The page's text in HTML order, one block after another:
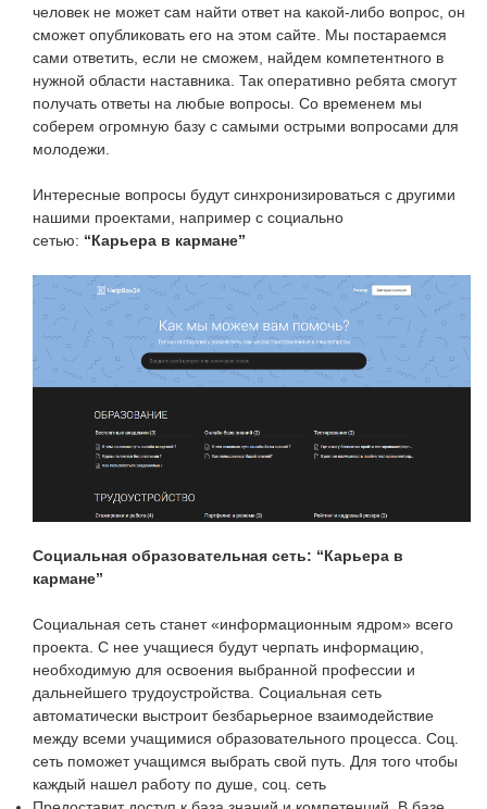
человек не может сам найти ответ на какой-либо вопрос, он
сможет опубликовать его на этом сайте. Мы постараемся
сами ответить, если не сможем, найдем компетентного в
нужной области наставника. Так оперативно ребята смогут
получать ответы на любые вопросы. Со временем мы
соберем огромную базу с самыми острыми вопросами для
молодежи.
Интересные вопросы будут синхронизироваться с другими
нашими проектами, например с социально
сетью: “Карьера в кармане”
Социальная образовательная сеть: “Карьера в
кармане”
Социальная сеть станет «информационным ядром» всего
проекта. С нее учащиеся будут черпать информацию,
необходимую для освоения выбранной профессии и
дальнейшего трудоустройства. Социальная сеть
автоматически выстроит безбарьерное взаимодействие
между всеми учащимися образовательного процесса. Соц.
сеть поможет учащимся выбрать свой путь. Для того чтобы
каждый нашел работу по душе, соц. сеть